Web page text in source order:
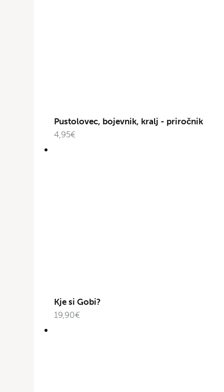
Pustolovec, bojevnik, kralj - priročnik
4,95€
Kje si Gobi?
19,90€